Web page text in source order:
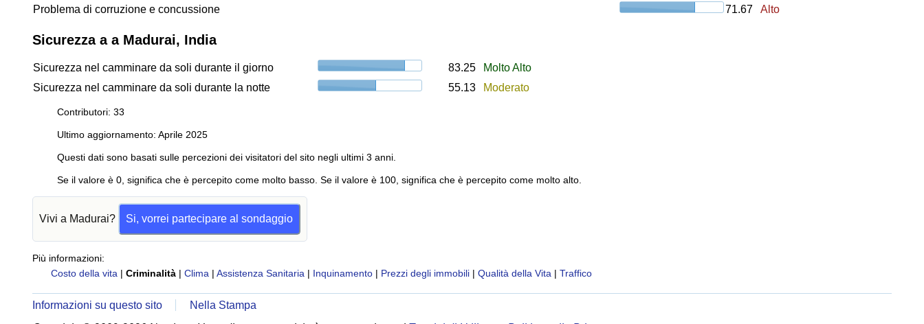
Problema di corruzione e concussione
71.67 Alto
Sicurezza a a Madurai, India
Sicurezza nel camminare da soli durante il giorno 83.25
Molto Alto
Sicurezza nel camminare da soli durante la notte
55.13 Moderato
Contributori: 33
Ultimo aggiornamento: Aprile 2025
Questi dati sono basati sulle percezioni dei visitatori del sito negli ultimi 3 anni.
Se il valore è 0, significa che è percepito come molto basso. Se il valore è 100, significa che è percepito come molto alto.
Vivi a Madurai? Si, vorrei partecipare al sondaggio
Più informazioni:
Costo della vita | Criminalità | Clima | Assistenza Sanitaria | Inquinamento | Prezzi degli immobili | Qualità della Vita | Traffico
Informazioni su questo sito
Nella Stampa